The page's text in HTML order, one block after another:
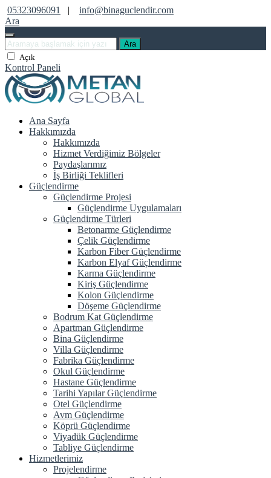
05323096091 |
info@binaguclendir.com
Ara
Ara
Açık
Kontrol Paneli
Ana Sayfa
Hakkımızda
Hakkımızda
Hizmet Verdiğimiz Bölgeler
Paydaşlarımız
İş Birliği Teklifleri
Güçlendirme
Güçlendirme Projesi
Güçlendirme Uygulamaları
Güçlendirme Türleri
Betonarme Güçlendirme
Çelik Güçlendirme
Karbon Fiber Güçlendirme
Karbon Elyaf Güçlendirme
Karma Güçlendirme
Kiriş Güçlendirme
Kolon Güçlendirme
Döşeme Güçlendirme
Bodrum Kat Güçlendirme
Apartman Güçlendirme
Bina Güçlendirme
Villa Güçlendirme
Fabrika Güçlendirme
Okul Güçlendirme
Hastane Güçlendirme
Tarihi Yapılar Güçlendirme
Otel Güçlendirme
Avm Güçlendirme
Köprü Güçlendirme
Viyadük Güçlendirme
Tabliye Güçlendirme
Hizmetlerimiz
Projelendirme